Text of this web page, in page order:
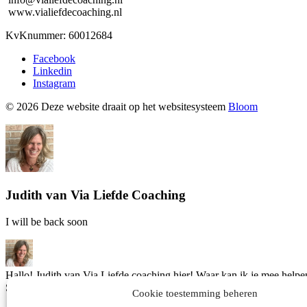
Cookie toestemming beheren
www.vialiefdecoaching.nl
KvKnummer: 60012684
Facebook
Linkedin
Instagram
© 2026 Deze website draait op het websitesysteem Bloom
Judith van Via Liefde Coaching
I will be back soon
Hallo! Judith van Via Liefde coaching hier! Waar kan ik je mee
Start een gesprek!